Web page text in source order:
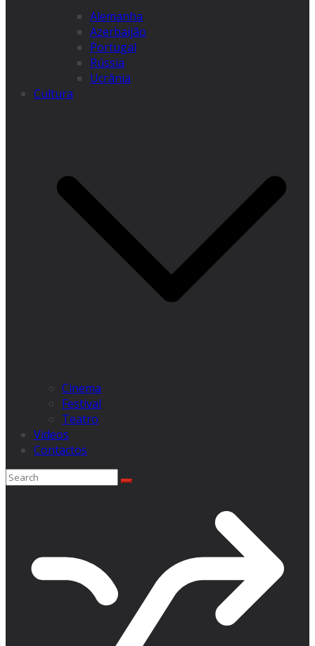
Alemanha
Azerbaijão
Portugal
Rússia
Ucrânia
Cultura
Cinema
Festival
Teatro
Videos
Contactos